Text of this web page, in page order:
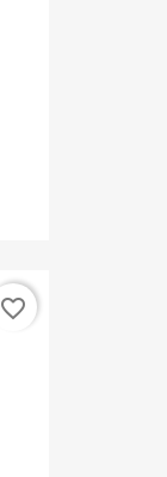
favorite_border